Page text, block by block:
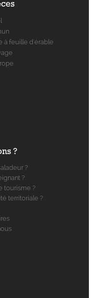
à feuille d'érable
?
?
?
tourisme ?
territoriale ?